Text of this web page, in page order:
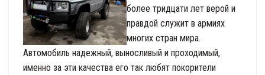
более тридцати лет верой и
правдой служит в армиях
многих стран мира.
Автомобиль надежный, выносливый и проходимый,
именно за эти качества его так любят покорители